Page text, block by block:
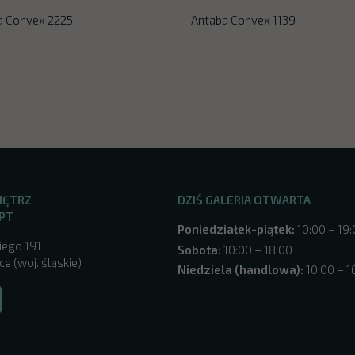
Convex 2225 Antaba Convex 1139
191
(woj. śląskie)
DZIŚ GALERIA OTWARTA
Poniedziałek-piątek: 10:00 –
Sobota: 10:00 – 18:00
Niedziela (handlowa): 10:00 –